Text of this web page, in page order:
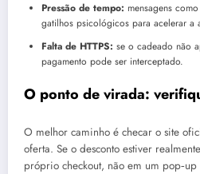
Pressão de tempo: mensagens
gatilhos psicológicos para acelerar a
Falta de HTTPS: se o cadeado não
pagamento pode ser interceptado.
O ponto de virada:
O melhor caminho é checar o site
oferta. Se o desconto estiver
próprio checkout, não em um pop‑up